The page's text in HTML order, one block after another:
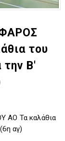
του
την Β'
ΑΟ Τα καλάθια
αγ)